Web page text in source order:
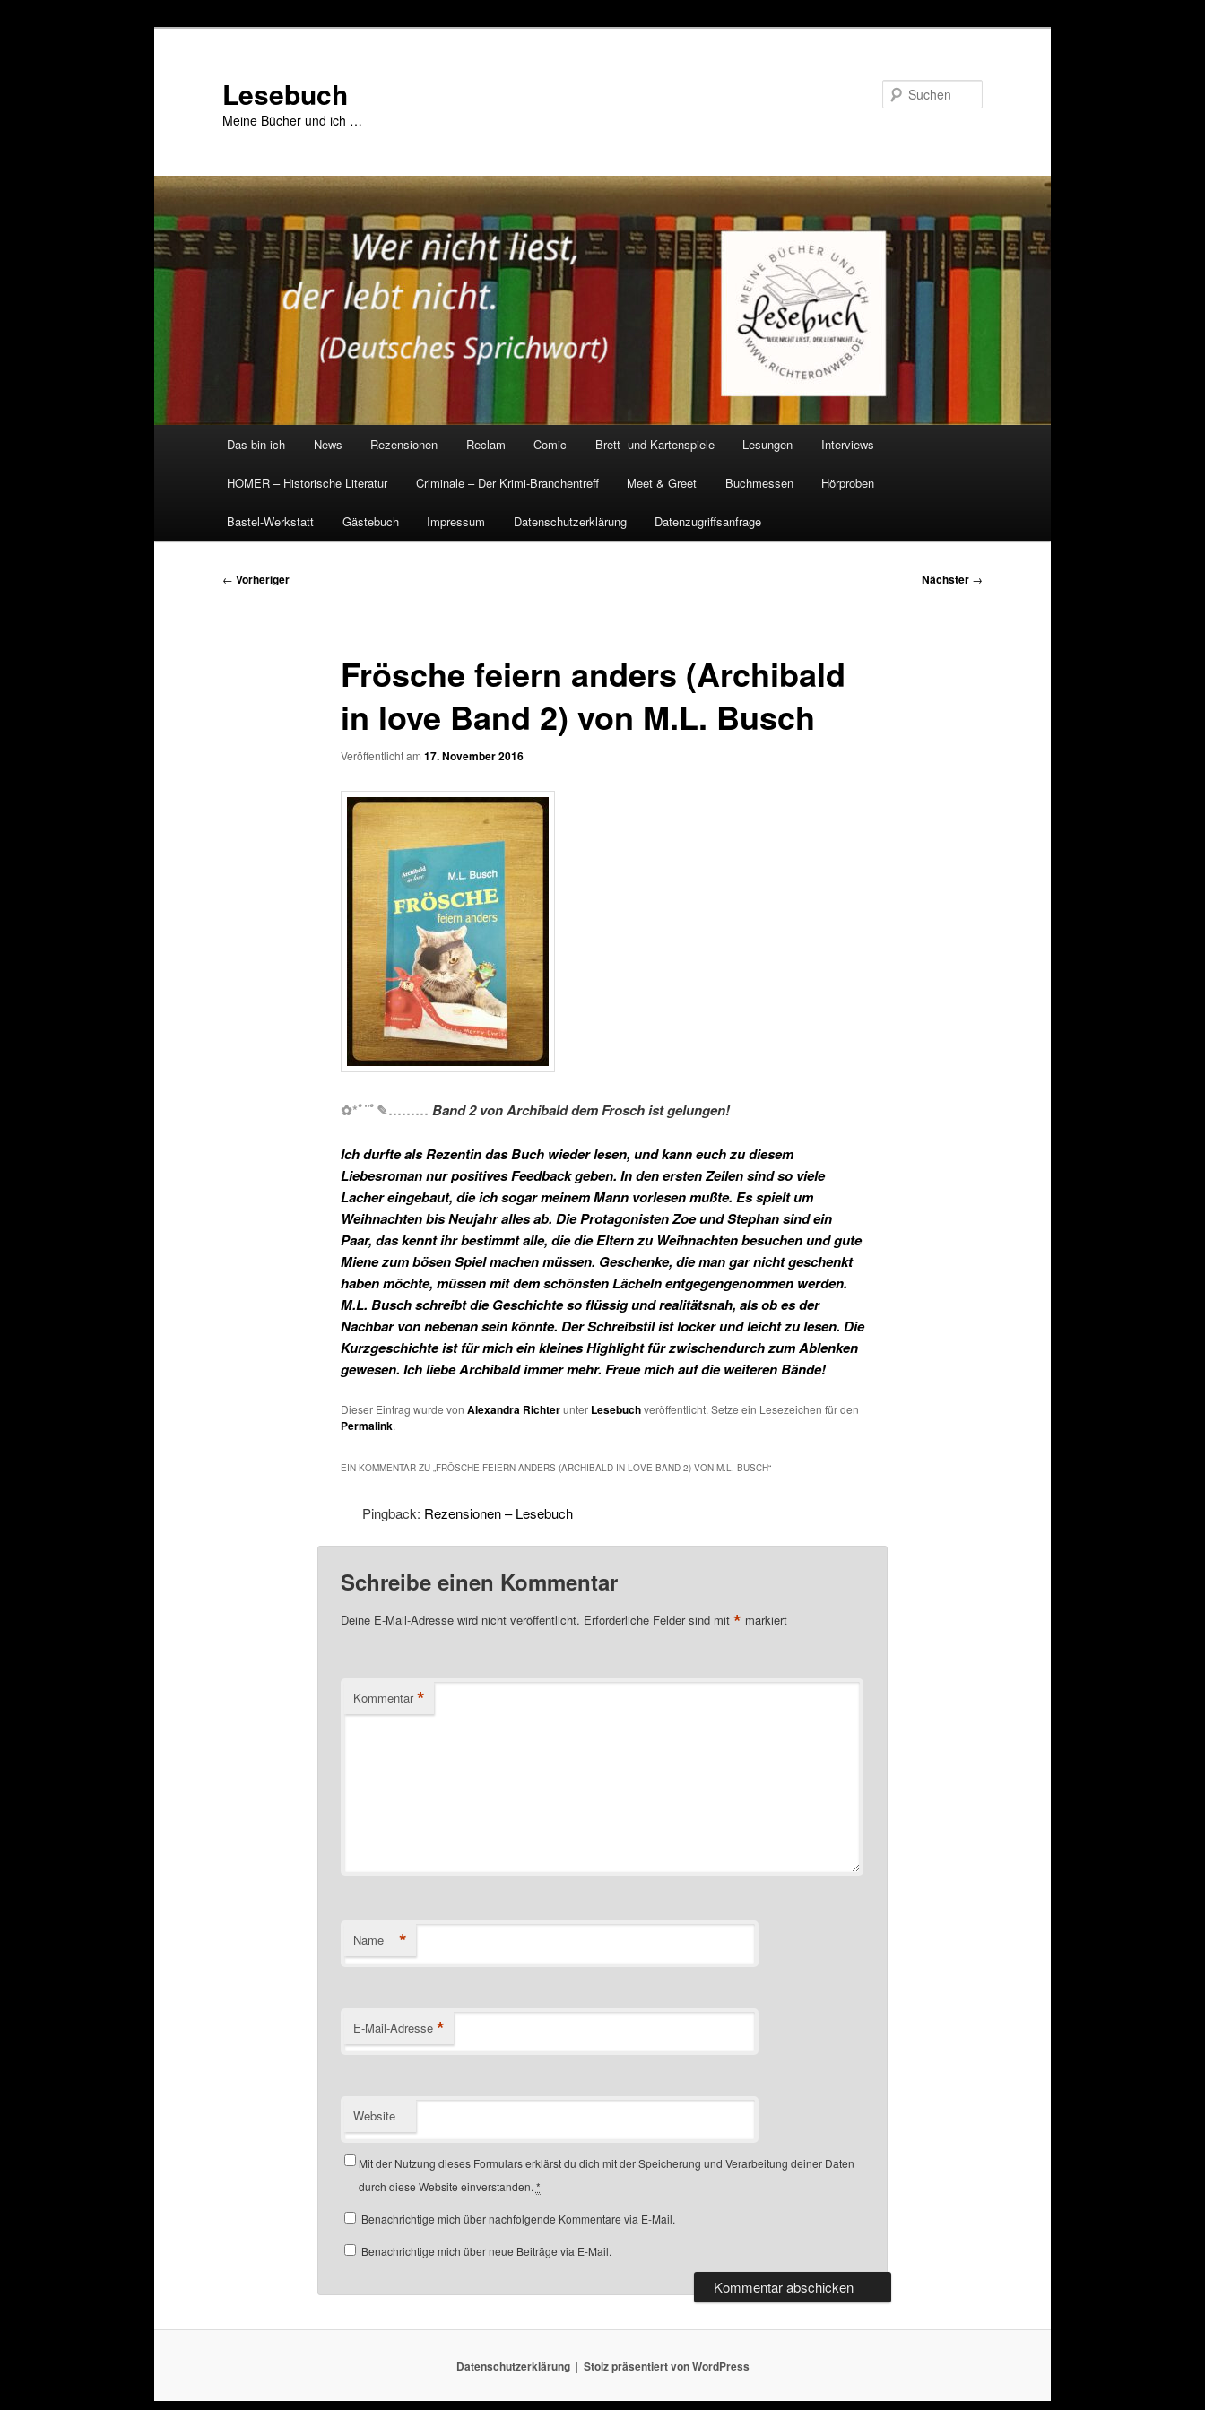
Lesebuch
Meine Bücher und ich …
Das bin ich News Rezensionen Reclam Comic Brett- und Kartenspiele Lesungen Interviews
HOMER – Historische Literatur Criminale – Der Krimi-Branchentreff Meet & Greet Buchmessen Hörproben
Bastel-Werkstatt Gästebuch Impressum Datenschutzerklärung Datenzugriffsanfrage
Beitragsnavigation
← Vorheriger Nächster →
Frösche feiern anders (Archibald
in love Band 2) von M.L. Busch
Veröffentlicht am 17. November 2016
✿*ﾟ¨ﾟ✎……… Band 2 von Archibald dem Frosch ist gelungen!
Ich durfte als Rezentin das Buch wieder lesen, und kann euch zu diesem
Liebesroman nur positives Feedback geben. In den ersten Zeilen sind so viele
Lacher eingebaut, die ich sogar meinem Mann vorlesen mußte. Es spielt um
Weihnachten bis Neujahr alles ab. Die Protagonisten Zoe und Stephan sind ein
Paar, das kennt ihr bestimmt alle, die die Eltern zu Weihnachten besuchen und gute
Miene zum bösen Spiel machen müssen. Geschenke, die man gar nicht geschenkt
haben möchte, müssen mit dem schönsten Lächeln entgegengenommen werden.
M.L. Busch schreibt die Geschichte so flüssig und realitätsnah, als ob es der
Nachbar von nebenan sein könnte. Der Schreibstil ist locker und leicht zu lesen. Die
Kurzgeschichte ist für mich ein kleines Highlight für zwischendurch zum Ablenken
gewesen. Ich liebe Archibald immer mehr. Freue mich auf die weiteren Bände!
Dieser Eintrag wurde von Alexandra Richterunter Lesebuchveröffentlicht. Setze ein Lesezeichen für den
Permalink.
EIN KOMMENTAR ZU „ FRÖSCHE FEIERN ANDERS (ARCHIBALD IN LOVE BAND 2) VON M.L. BUSCH“
Pingback: Rezensionen – Lesebuch
Schreibe einen Kommentar
Deine E-Mail-Adresse wird nicht veröffentlicht. Erforderliche Felder sind mit * markiert
Kommentar *
Name *
E-Mail-Adresse *
Website
Mit der Nutzung dieses Formulars erklärst du dich mit der Speicherung und Verarbeitung deiner Daten
durch diese Website einverstanden. *
Benachrichtige mich über nachfolgende Kommentare via E-Mail.
Benachrichtige mich über neue Beiträge via E-Mail.
Datenschutzerklärung Stolz präsentiert von WordPress